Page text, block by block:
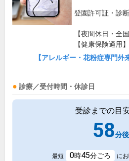
登園許可証・診
【夜間休日・全
【健康保険適用】
【アレルギー・花粉症専門外
診療／受付時間・休診日
受診までの目
58分後
最短 0時45分ごろ に